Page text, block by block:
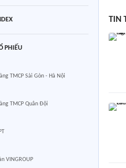
PHIẾU
TMCP Sài Gòn - Hà Nội
TMCP Quân Đội
VINGROUP
TIN